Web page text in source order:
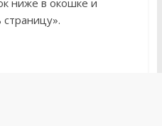
ниже в окошке и